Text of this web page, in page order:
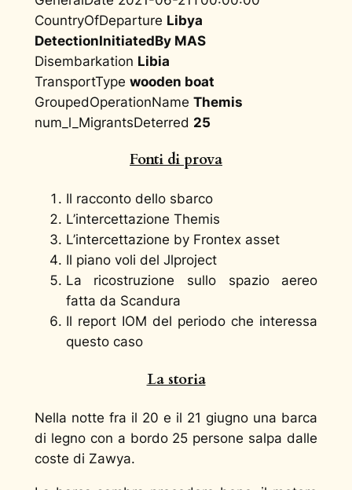
CountryOfDeparture Libya
DetectionInitiatedBy MAS
Disembarkation Libia
TransportType wooden boat
GroupedOperationName Themis
num_l_MigrantsDeterred 25
Fonti di prova
Il racconto dello sbarco
L’intercettazione Themis
L’intercettazione by Frontex asset
Il piano voli del Jlproject
La ricostruzione sullo spazio aereo
fatta da Scandura
Il report IOM del periodo che interessa
questo caso
La storia
Nella notte fra il 20 e il 21 giugno una barca
di legno con a bordo 25 persone salpa dalle
coste di Zawya.